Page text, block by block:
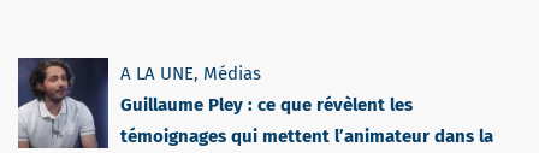
A LA UNE, Médias
Guillaume Pley : ce que révèlent les
témoignages qui mettent l’animateur dans la